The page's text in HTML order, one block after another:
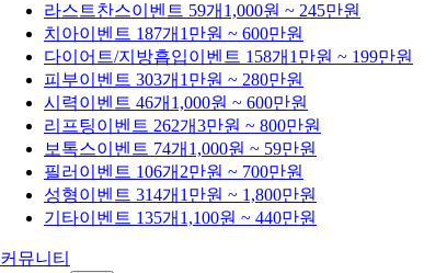
라스트찬스이벤트 59개 1,000원 ~ 245만원
치아이벤트 187개 1만원 ~ 600만원
다이어트/지방흡입이벤트 158개 1만원 ~ 199만원
피부이벤트 303개 1만원 ~ 280만원
시력이벤트 46개 1,000원 ~ 600만원
리프팅이벤트 262개3만원 ~ 800만원
보톡스이벤트 74개 1,000원 ~ 59만원
필러 이벤트 106개 2만원 ~ 700만원
성형이벤트 314개 1만원 ~ 1,800만원
기타이벤트 135개 1,100원 ~ 440만원
커뮤니티